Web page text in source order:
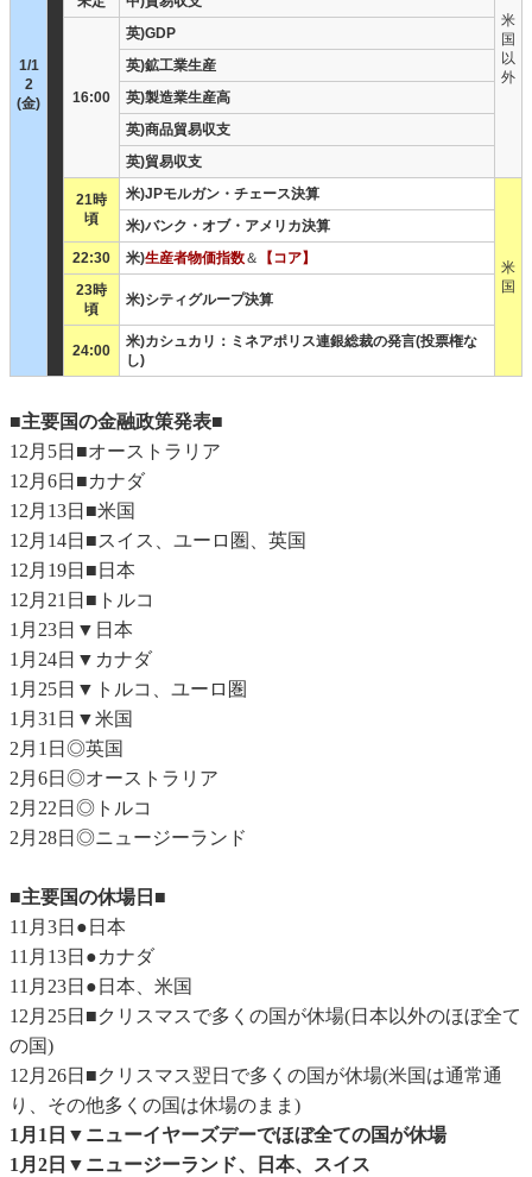
1/1
2
(金)
米
国
以
外
16:00
英)GDP
英)鉱工業生産
英)製造業生産高
英)商品貿易収支
英)貿易収支
21時
頃
米)JPモルガン・チェース決算
米
国
米)バンク・オブ・アメリカ決算
22:30
米)生産者物価指数＆
【コア】
23時
頃
米)シティグループ決算
24:00
米)カシュカリ：ミネアポリス連銀総裁の発言(投票権な
し)
■主要国の金融政策発表■
12月5日■オーストラリア
12月6日■カナダ
12月13日■米国
12月14日■スイス、ユーロ圏、英国
12月19日■日本
12月21日■トルコ
1月23日▼日本
1月24日▼カナダ
1月25日▼トルコ、ユーロ圏
1月31日▼米国
2月1日◎英国
2月6日◎オーストラリア
2月22日◎トルコ
2月28日◎ニュージーランド
■主要国の休場日■
11月3日●日本
11月13日●カナダ
11月23日●日本、米国
12月25日■クリスマスで多くの国が休場(日本以外のほぼ全て
の国)
12月26日■クリスマス翌日で多くの国が休場(米国は通常通
り、その他多くの国は休場のまま)
1月1日▼ニューイヤーズデーでほぼ全ての国が休場
1月2日▼ニュージーランド、日本、スイス